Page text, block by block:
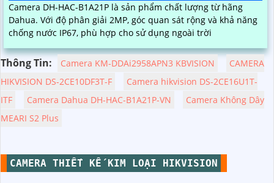
Camera DH-HAC-B1A21P là sản phẩm chất lượng từ hãng
Dahua. Với độ phân giải 2MP, góc quan sát rộng và khả năng
chống nước IP67, phù hợp cho sử dụng ngoài trời
Thông Tin: Camera KM-DDAi2958APN3 KBVISION
CAMERA
HIKVISION DS-2CE10DF3T-F
Camera hikvision DS-2CE16U1T-
ITF
Camera Dahua DH-HAC-B1A21P-VN
Camera Không Dây
MEARI S2 Plus
CAMERA THIẾT KẾ KIM LOẠI HIKVISION